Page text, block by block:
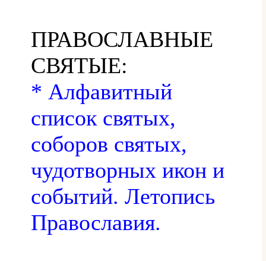
ПРАВОСЛАВНЫЕ
СВЯТЫЕ:
* Алфавитный
список святых,
соборов святых,
чудотворных икон и
событий. Летопись
Православия.